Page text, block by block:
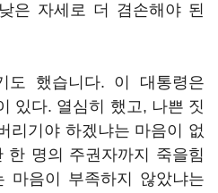
은 자세로 더 겸손해야 된
도 했습니다. 이 대통령은
있다. 열심히 했고, 나쁜 짓
리기야 하겠냐는 마음이 없
한 명의 주권자까지 죽을힘
마음이 부족하지 않았냐는